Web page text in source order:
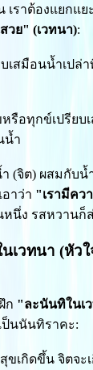
เราต้องแยกแย
วย" (เวทนา):
บเสมือนน้ำเปล่
รือทุกข์เปรียบ
น้ำ
ำ (จิต) ผสมกับน้
าว่า "เรามีคว
นึ่ง รสหวานก็
เวทนา (หัวใ
ก "ละนันทิในเ
ป็นนันทิราคะ:
ขเกิดขึ้น จิตจะ